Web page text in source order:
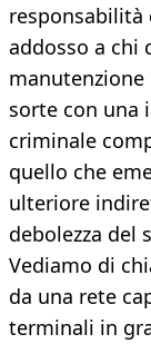
responsabilità
addosso a chi
sorte con una
criminale
quello che
ulteriore
debolezza del
Vediamo di
da una rete
terminali in